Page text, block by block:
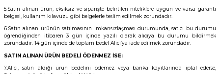
5.Satın alınan ürün, eksiksiz ve siparişte belirtilen niteliklere uygun ve varsa garanti
belgesi, kullanım kılavuzu gibi belgelerle teslim edilmek zorundadır.
6.Satın alınan ürünün satılmasının imkansızlaşması durumunda, satıcı bu durumu
öğrendiğinden itibaren 3 gün içinde yazılı olarak alıcıya bu durumu bildirmek
zorundadır. 14 gün içinde de toplam bedel Alıcı’ya iade edilmek zorundadır.
SATIN ALINAN ÜRÜN BEDELİ ÖDENMEZ İSE:
7.Alıcı, satın aldığı ürün bedelini ödemez veya banka kayıtlarında iptal ederse,